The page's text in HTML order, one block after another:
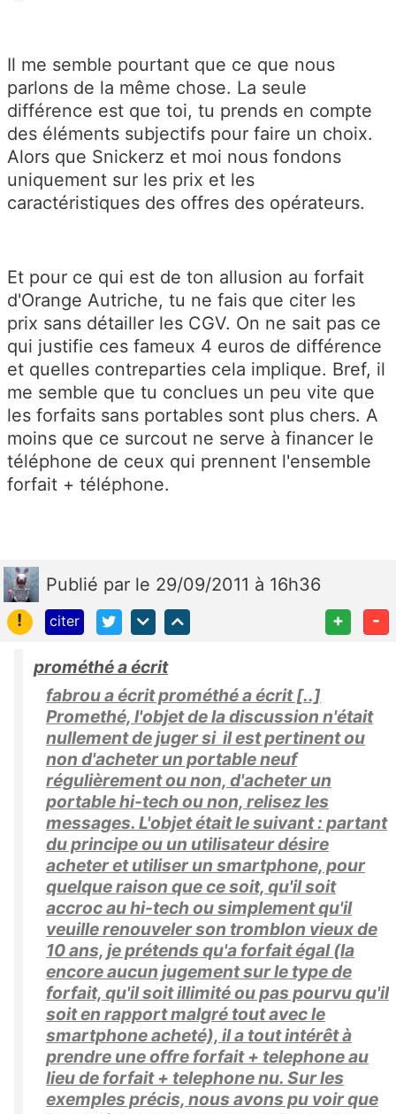
Il me semble pourtant que ce que nous
parlons de la même chose. La seule
différence est que toi, tu prends en compte
des éléments subjectifs pour faire un choix.
Alors que Snickerz et moi nous fondons
uniquement sur les prix et les
caractéristiques des offres des opérateurs.
Et pour ce qui est de ton allusion au forfait
d'Orange Autriche, tu ne fais que citer les
prix sans détailler les CGV. On ne sait pas ce
qui justifie ces fameux 4 euros de différence
et quelles contreparties cela implique. Bref, il
me semble que tu conclues un peu vite que
les forfaits sans portables sont plus chers. A
moins que ce surcout ne serve à financer le
téléphone de ceux qui prennent l'ensemble
forfait + téléphone.
Publié par le 29/09/2011 à 16h36
!
citer + -
prométhé a écrit
fabrou a écrit prométhé a écrit [..]
Promethé, l'objet de la discussion n'était
nullement de juger si il est pertinent ou
non d'acheter un portable neuf
régulièrement ou non, d'acheter un
portable hi-tech ou non, relisez les
messages. L'objet était le suivant : partant
du principe ou un utilisateur désire
acheter et utiliser un smartphone, pour
quelque raison que ce soit, qu'il soit
accroc au hi-tech ou simplement qu'il
veuille renouveler son tromblon vieux de
10 ans, je prétends qu'a forfait égal (la
encore aucun jugement sur le type de
forfait, qu'il soit illimité ou pas pourvu qu'il
soit en rapport malgré tout avec le
smartphone acheté), il a tout intérêt à
prendre une offre forfait + telephone au
lieu de forfait + telephone nu. Sur les
exemples précis, nous avons pu voir que